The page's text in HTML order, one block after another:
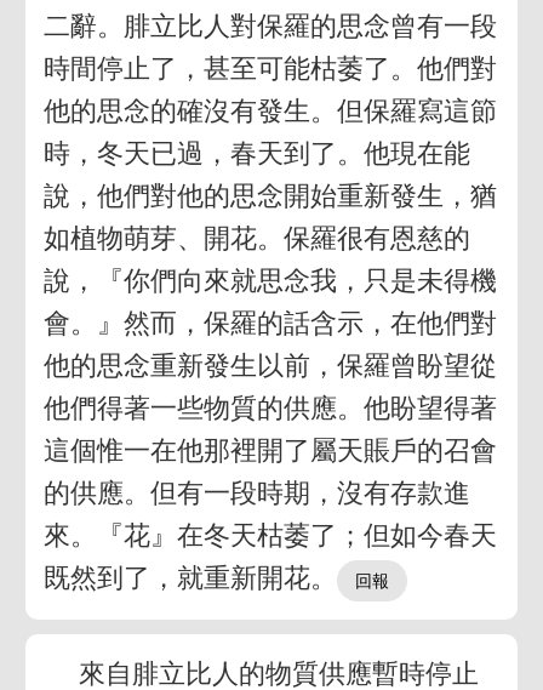
二辭。腓立比人對保羅的思念曾有一段
時間停止了，甚至可能枯萎了。他們對
他的思念的確沒有發生。但保羅寫這節
時，冬天已過，春天到了。他現在能
說，他們對他的思念開始重新發生，猶
如植物萌芽、開花。保羅很有恩慈的
說，『你們向來就思念我，只是未得機
會。』然而，保羅的話含示，在他們對
他的思念重新發生以前，保羅曾盼望從
他們得著一些物質的供應。他盼望得著
這個惟一在他那裡開了屬天賬戶的召會
的供應。但有一段時期，沒有存款進
來。『花』在冬天枯萎了；但如今春天
既然到了，就重新開花。
來自腓立比人的物質供應暫時停止